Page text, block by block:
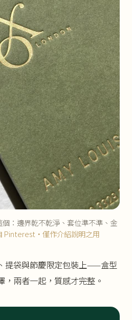
：邊界乾不乾淨、套位準不準、金
Pinterest・僅作介紹說明之用
、提袋與節慶限定包裝上——盒型
，兩者一起，質感才完整。